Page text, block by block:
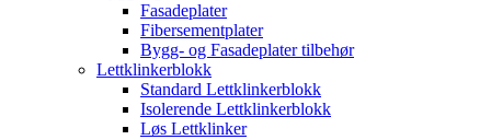
Fasadeplater
Fibersementplater
Bygg- og Fasadeplater tilbehør
Lettklinkerblokk
Standard Lettklinkerblokk
Isolerende Lettklinkerblokk
Løs Lettklinker